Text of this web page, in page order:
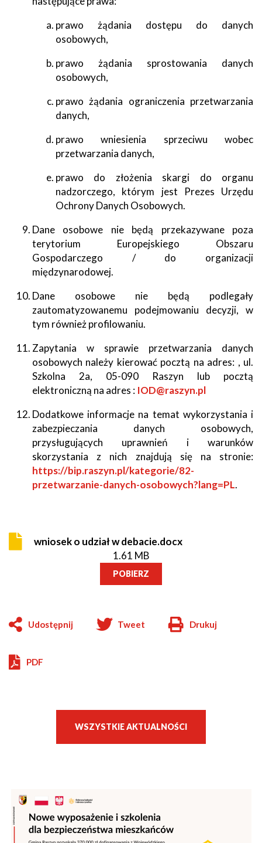
prawo żądania dostępu do danych
osobowych,
prawo żądania sprostowania danych
osobowych,
prawo żądania ograniczenia przetwarzania
danych,
prawo wniesienia sprzeciwu wobec
przetwarzania danych,
prawo do złożenia skargi do organu
nadzorczego, którym jest Prezes Urzędu
Ochrony Danych Osobowych.
Dane osobowe nie będą przekazywane poza
terytorium Europejskiego Obszaru
Gospodarczego / do organizacji
międzynarodowej.
Dane osobowe nie będą podlegały
zautomatyzowanemu podejmowaniu decyzji, w
tym również profilowaniu.
Zapytania w sprawie przetwarzania danych
osobowych należy kierować pocztą na adres: , ul.
Szkolna 2a, 05-090 Raszyn lub pocztą
elektroniczną na adres : IOD@raszyn.pl
Dodatkowe informacje na temat wykorzystania i
zabezpieczania danych osobowych,
przysługujących uprawnień i warunków
skorzystania z nich znajdują się na stronie:
https://bip.raszyn.pl/kategorie/82-
przetwarzanie-danych-osobowych?lang=PL.
wniosek o udział w debacie.docx
1.61 MB
POBIERZ
Udostępnij Tweet
Will
Drukuj
PDF
WSZYSTKIE AKTUALNOŚCI